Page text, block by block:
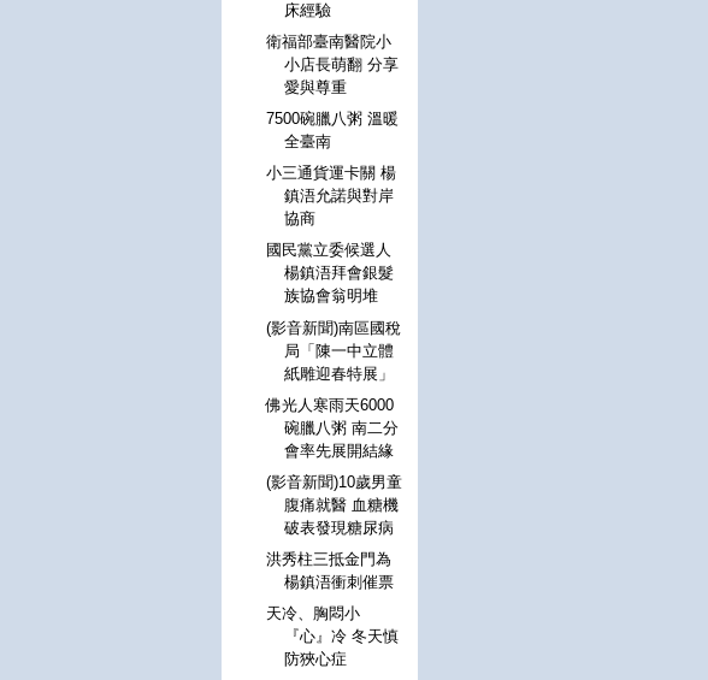
床經驗
衛福部臺南醫院小
小店長萌翻 分享
愛與尊重
7500碗臘八粥 溫暖
全臺南
小三通貨運卡關 楊
鎮浯允諾與對岸
協商
國民黨立委候選人
楊鎮浯拜會銀髮
族協會翁明堆
(影音新聞)南區國稅
局「陳一中立體
紙雕迎春特展」
佛光人寒雨天6000
碗臘八粥 南二分
會率先展開結緣
(影音新聞)10歲男童
腹痛就醫 血糖機
破表發現糖尿病
洪秀柱三抵金門為
楊鎮浯衝刺催票
天冷、胸悶小
『心』冷 冬天慎
防狹心症